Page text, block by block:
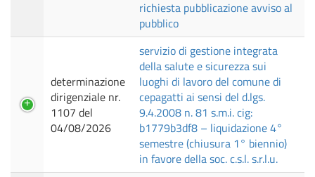
richiesta pubblicazione avviso al
pubblico
determinazione
dirigenziale nr.
1107 del
04/08/2026
servizio di gestione integrata
della salute e sicurezza sui
luoghi di lavoro del comune di
cepagatti ai sensi del d.lgs.
9.4.2008 n. 81 s.m.i. cig:
b1779b3df8 – liquidazione 4°
semestre (chiusura 1° biennio)
in favore della soc. c.s.l. s.r.l.u.